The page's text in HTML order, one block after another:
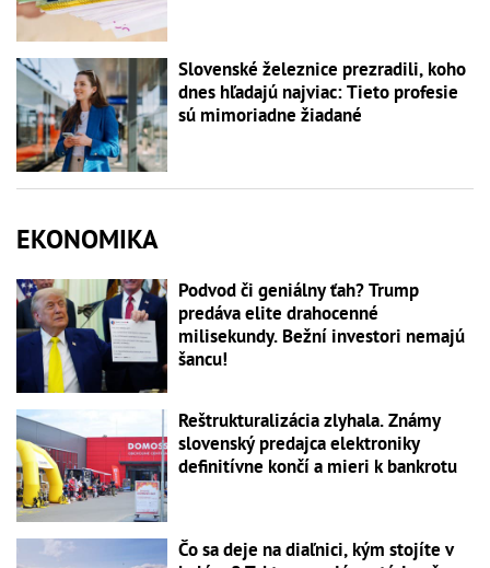
Slovenské železnice prezradili, koho
dnes hľadajú najviac: Tieto profesie
sú mimoriadne žiadané
EKONOMIKA
Podvod či geniálny ťah? Trump
predáva elite drahocenné
milisekundy. Bežní investori nemajú
šancu!
Reštrukturalizácia zlyhala. Známy
slovenský predajca elektroniky
definitívne končí a mieri k bankrotu
Čo sa deje na diaľnici, kým stojíte v